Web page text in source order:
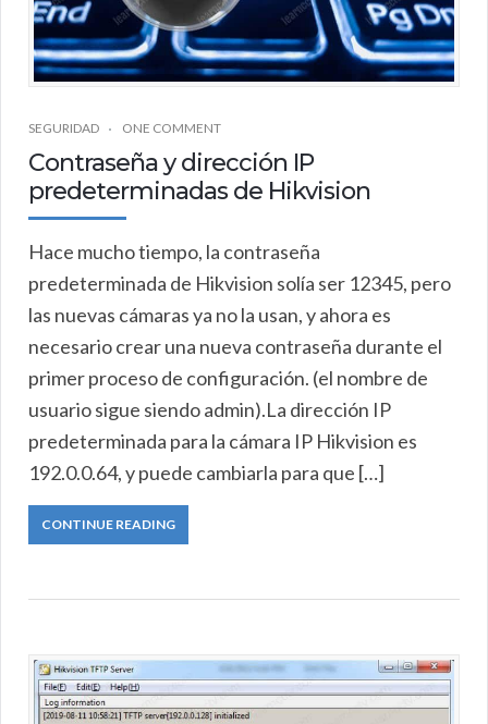
SEGURIDAD ONE COMMENT
Contraseña y dirección IP
predeterminadas de Hikvision
Hace mucho tiempo, la contraseña
predeterminada de Hikvision solía ser 12345, pero
las nuevas cámaras ya no la usan, y ahora es
necesario crear una nueva contraseña durante el
primer proceso de configuración. (el nombre de
usuario sigue siendo admin).La dirección IP
predeterminada para la cámara IP Hikvision es
192.0.0.64, y puede cambiarla para que […]
CONTINUE READING